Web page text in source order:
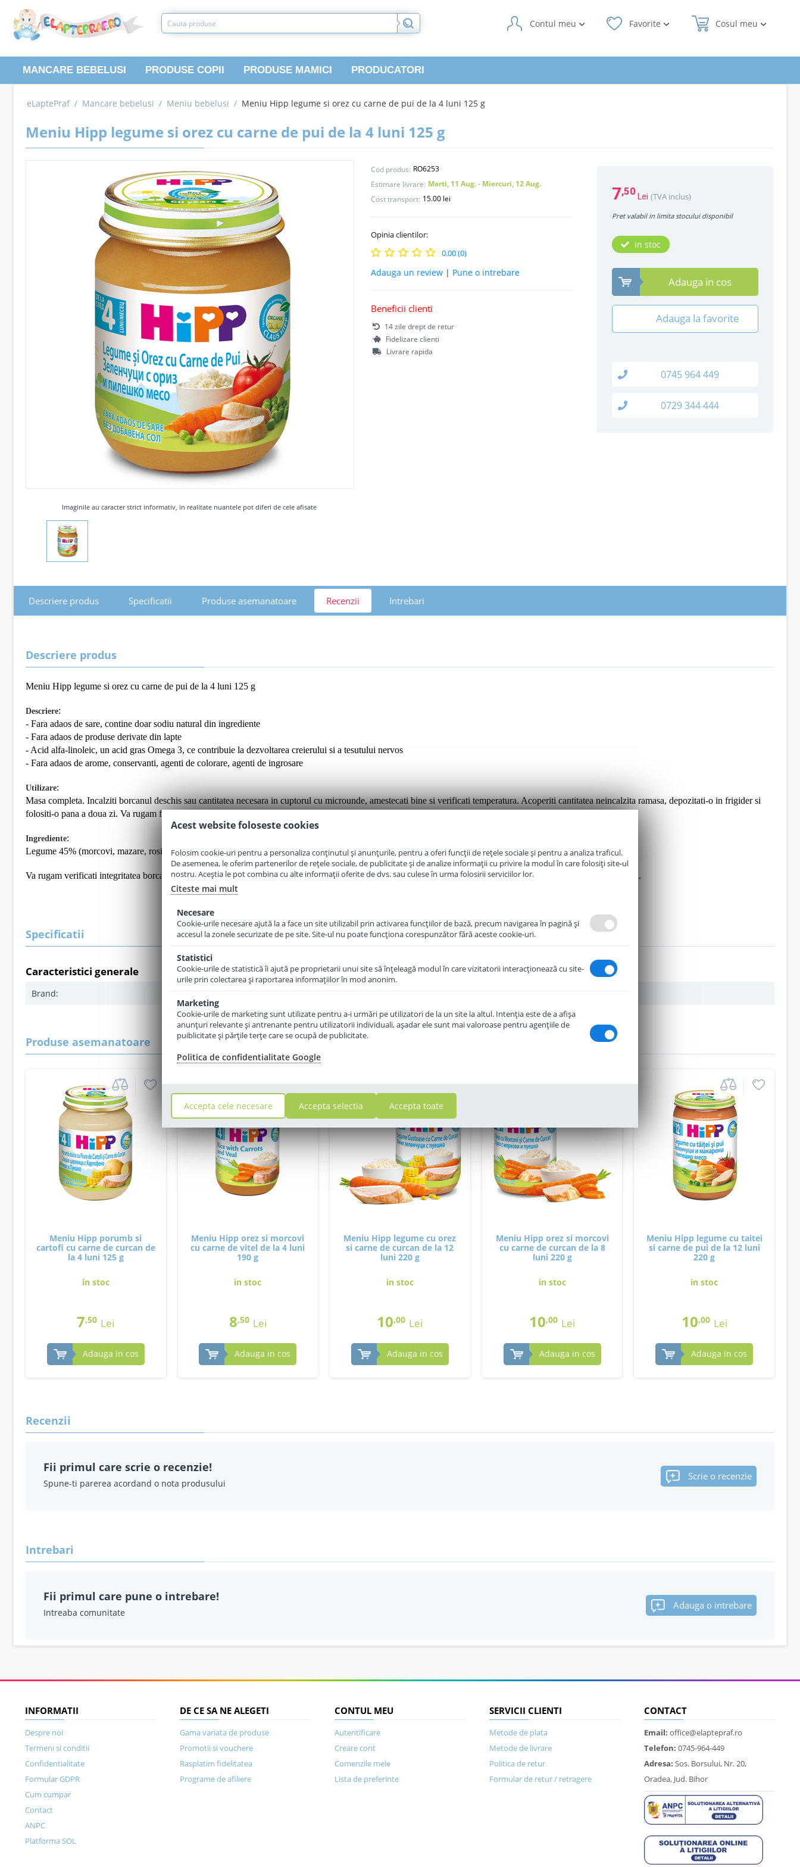
Cosul meu
Favorite
Contul meu
MANCARE BEBELUSI PRODUSE COPII PRODUSE MAMICI PRODUCATORI
eLaptePraf / Mancare bebelusi / Meniu bebelusi / Meniu Hipp legume si orez cu carne de pui de la 4 luni 125 g
Meniu Hipp legume si orez cu carne de pui de la 4 luni 125 g
Imaginile au caracter strict informativ, in realitate nuantele pot diferi de cele afisate
Cod produs: RO6253
Estimare livrare: Marti, 11 Aug. - Miercuri, 12 Aug.
Cost transport: 15.00 lei
Opinia clientilor:
0.00 (0)
Adauga un review | Pune o intrebare
Beneficii clienti
14 zile drept de retur
Fidelizare clienti
Livrare rapida
7,50 Lei (TVA inclus)
Pret valabil in limita stocului disponibil
in stoc
Adauga in cos
Adauga la favorite
0745 964 449
0729 344 444
Descriere produs Specificatii Produse asemanatoare Recenzii Intrebari
Descriere produs
Meniu Hipp legume si orez cu carne de pui de la 4 luni 125 g
Descriere:
- Fara adaos de sare, contine doar sodiu natural din ingrediente
- Fara adaos de produse derivate din lapte
- Acid alfa-linoleic, un acid gras Omega 3, ce contribuie la dezvoltarea creierului si a tesutului nervos
- Fara adaos de arome, conservanti, agenti de colorare, agenti de ingrosare
Utilizare:
Masa completa. Incalziti borcanul deschis sau cantitatea necesara in cuptorul cu microunde, amestecati bine si verificati temperatura. Acoperiti cantitatea neincalzita ramasa, depozitati-o in frigider si
folositi-o pana a doua zi. Va rugam folositi linguri de plastic. Va rugam acordati atentie unei alimentatii echilibrate si unui mod de viata sanatos.
Ingrediente:
Legume 45% (morcovi, mazare, rosii, ceapa), apa, orez fiert 22%, carne de pui 8%, ulei din seminte de rapita 1.7%. Fara gluten!
Va rugam verificati integritatea borcanului inainte de utulizare. Sigilat in vid pentru siguranta, capacul produce un zgomot atunci cand este deschis pentru prima data.
Specificatii
Caracteristici generale
Brand:
Produse asemanatoare
Meniu Hipp porumb si
cartofi cu carne de curcan de
la 4 luni 125 g
in stoc
7,50 Lei
Adauga in cos
Meniu Hipp orez si morcovi
cu carne de vitel de la 4 luni
190 g
in stoc
8,50 Lei
Adauga in cos
Meniu Hipp legume cu orez
si carne de curcan de la 12
luni 220 g
in stoc
10,00 Lei
Adauga in cos
Meniu Hipp orez si morcovi
cu carne de curcan de la 8
luni 220 g
in stoc
10,00 Lei
Adauga in cos
Meniu Hipp legume cu taitei
si carne de pui de la 12 luni
220 g
in stoc
10,00 Lei
Adauga in cos
Recenzii
Fii primul care scrie o recenzie!
Spune-ti parerea acordand o nota produsului
Scrie o recenzie
Intrebari
Fii primul care pune o intrebare!
Intreaba comunitate
Adauga o intrebare
INFORMATII
Despre noi
Termeni si conditii
Confidentialitate
Formular GDPR
Cum cumpar
Contact
ANPC
Platforma SOL
DE CE SA NE ALEGETI
Gama variata de produse
Promotii si vouchere
Rasplatim fidelitatea
Programe de afiliere
CONTUL MEU
Autentificare
Creare cont
Comenzile mele
Lista de preferinte
SERVICII CLIENTI
Metode de plata
Metode de livrare
Politica de retur
Formular de retur / retragere
CONTACT
Email: office@elaptepraf.ro
Telefon: 0745-964-449
Adresa: Sos. Borsului, Nr. 20,
Oradea, Jud. Bihor
Acest website foloseste cookies
Folosim cookie-uri pentru a personaliza conținutul și anunțurile, pentru a oferi funcții de rețele sociale și pentru a analiza traficul.
De asemenea, le oferim partenerilor de rețele sociale, de publicitate și de analize informații cu privire la modul în care folosiți site-ul
nostru. Aceștia le pot combina cu alte informații oferite de dvs. sau culese în urma folosirii serviciilor lor.
Citeste mai mult
Necesare
Cookie-urile necesare ajută la a face un site utilizabil prin activarea funcţiilor de bază, precum navigarea în pagină şi
accesul la zonele securizate de pe site. Site-ul nu poate funcţiona corespunzător fără aceste cookie-uri.
Statistici
Cookie-urile de statistică îi ajută pe proprietarii unui site să înţeleagă modul în care vizitatorii interacţionează cu site-
urile prin colectarea şi raportarea informaţiilor în mod anonim.
Marketing
Cookie-urile de marketing sunt utilizate pentru a-i urmări pe utilizatori de la un site la altul. Intenţia este de a afişa
anunţuri relevante şi antrenante pentru utilizatorii individuali, aşadar ele sunt mai valoroase pentru agenţiile de
puiblicitate şi părţile terţe care se ocupă de publicitate.
Politica de confidentialitate Google
Accepta cele necesare Accepta selectia Accepta toate